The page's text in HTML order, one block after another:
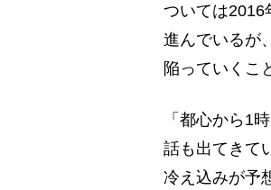
ついては2016
進んでいるが
陥っていくこ
「都心から1
話も出てきて
冷え込みが予